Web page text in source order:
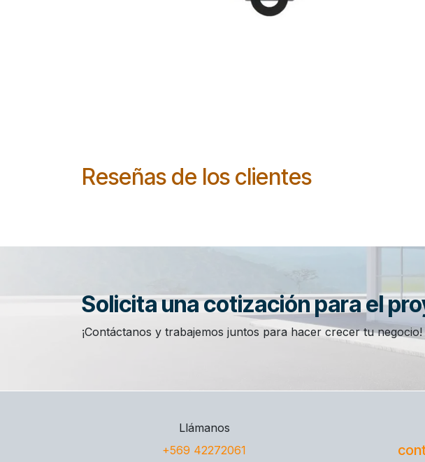
Reseñas de los clientes
Solicita una cotización para el
¡Contáctanos y trabajemos juntos para hacer crecer tu negocio!
Llámanos
+569 42272061